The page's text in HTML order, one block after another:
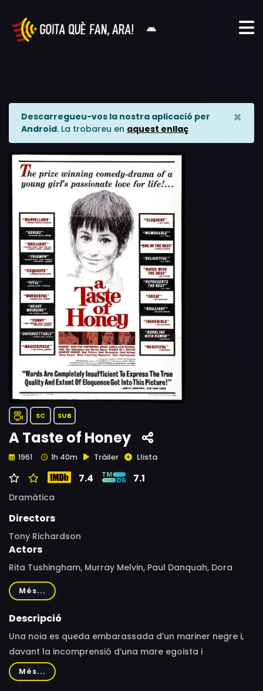
Descarregueu-vos la nostra aplicació per
Android. La trobareu en aquest enllaç
×
SC SUB
A Taste of Honey
1961 1h 40m Tràiler Llista
7.4 7.1
Dramàtica
Directors
Tony Richardson
Actors
Rita Tushingham, Murray Melvin, Paul Danquah, Dora
Bryan, Robert Stephens, Michael Bilton, Eunice Black,
David Boliver, Margo Cunningham, Rosalie Williams,
Veronica Howard, Moira Kaye
Més...
Descripció
Una noia es queda embarassada d’un mariner negre i,
davant la incomprensió d’una mare egoista i
possessiva, només té el suport d’un jove homosexual.
Representació sense concessions de la vida de la
Més...